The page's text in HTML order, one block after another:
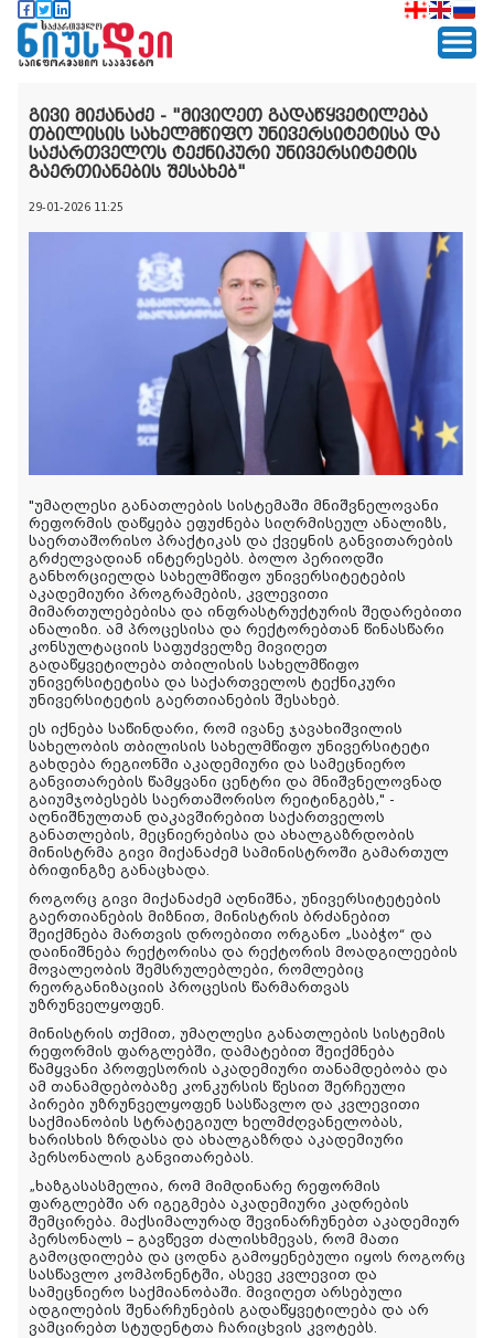
გივი მიქანაძე - "მივიღეთ გადაწყვეტილება
თბილისის სახელმწიფო უნივერსიტეტისა და
საქართველოს ტექნიკური უნივერსიტეტის
გაერთიანების შესახებ"
29-01-2026 11:25
"უმაღლესი განათლების სისტემაში მნიშვნელოვანი
რეფორმის დაწყება ეფუძნება სიღრმისეულ ანალიზს,
საერთაშორისო პრაქტიკას და ქვეყნის განვითარების
გრძელვადიან ინტერესებს. ბოლო პერიოდში
განხორციელდა სახელმწიფო უნივერსიტეტების
აკადემიური პროგრამების, კვლევითი
მიმართულებებისა და ინფრასტრუქტურის შედარებითი
ანალიზი. ამ პროცესისა და რექტორებთან წინასწარი
კონსულტაციის საფუძველზე მივიღეთ
გადაწყვეტილება თბილისის სახელმწიფო
უნივერსიტეტისა და საქართველოს ტექნიკური
უნივერსიტეტის გაერთიანების შესახებ.
ეს იქნება საწინდარი, რომ ივანე ჯავახიშვილის
სახელობის თბილისის სახელმწიფო უნივერსიტეტი
გახდება რეგიონში აკადემიური და სამეცნიერო
განვითარების წამყვანი ცენტრი და მნიშვნელოვნად
გაიუმჯობესებს საერთაშორისო რეიტინგებს," -
აღნიშნულთან დაკავშირებით საქართველოს
განათლების, მეცნიერებისა და ახალგაზრდობის
მინისტრმა გივი მიქანაძემ სამინისტროში გამართულ
ბრიფინგზე განაცხადა.
როგორც გივი მიქანაძემ აღნიშნა, უნივერსიტეტების
გაერთიანების მიზნით, მინისტრის ბრძანებით
შეიქმნება მართვის დროებითი ორგანო „საბჭო“ და
დაინიშნება რექტორისა და რექტორის მოადგილეების
მოვალეობის შემსრულებლები, რომლებიც
რეორგანიზაციის პროცესის წარმართვას
უზრუნველყოფენ.
მინისტრის თქმით, უმაღლესი განათლების სისტემის
რეფორმის ფარგლებში, დამატებით შეიქმნება
წამყვანი პროფესორის აკადემიური თანამდებობა და
ამ თანამდებობაზე კონკურსის წესით შერჩეული
პირები უზრუნველყოფენ სასწავლო და კვლევითი
საქმიანობის სტრატეგიულ ხელმძღვანელობას,
ხარისხის ზრდასა და ახალგაზრდა აკადემიური
პერსონალის განვითარებას.
„ხაზგასასმელია, რომ მიმდინარე რეფორმის
ფარგლებში არ იგეგმება აკადემიური კადრების
შემცირება. მაქსიმალურად შევინარჩუნებთ აკადემიურ
პერსონალს – გავწევთ ძალისხმევას, რომ მათი
გამოცდილება და ცოდნა გამოყენებული იყოს როგორც
სასწავლო კომპონენტში, ასევე კვლევით და
სამეცნიერო საქმიანობაში. მივიღეთ არსებული
ადგილების შენარჩუნების გადაწყვეტილება და არ
ვამცირებთ სტუდენტთა ჩარიცხვის კვოტებს.